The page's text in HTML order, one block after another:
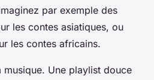
par exemple des
les contes asiatiques, ou
les contes africains.
musique. Une playlist douce